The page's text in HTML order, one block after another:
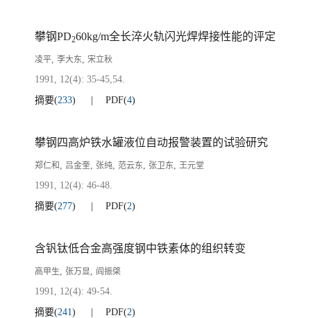
攀钢PD260kg/m全长淬火轨闪光焊焊接性能的评定
凌平, 李大东, 宋立秋
1991, 12(4): 35-45,54.
摘要(233) PDF(4)
攀钢四高炉铁水罐液位自动报警装置的试验研究
郑仁和 , 吕金奎, 张纯, 范云东, 张卫东, 王元堂
1991, 12(4): 46-48.
摘要(277) PDF(2)
含钒钛低合金高强度钢中铁素体的组织转变
高甲生, 张万显, 阎振棨
1991, 12(4): 49-54.
摘要(241) PDF(2)